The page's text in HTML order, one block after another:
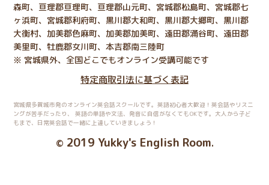
森町、亘理郡亘理町、亘理郡山元町、宮城郡松島町、宮城郡七
ヶ浜町、宮城郡利府町、黒川郡大和町、黒川郡大郷町、黒川郡
大衡村、加美郡色麻町、加美郡加美町、遠田郡涌谷町、遠田郡
美里町、牡鹿郡女川町、本吉郡南三陸町
※ 宮城県外、全国どこでもオンライン受講可能です
特定商取引法に基づく表記
宮城県多賀城市発のオンライン英会話スクールです。英語初心者大歓迎！英会話やリスニ
ングが苦手だったり、
英語の単語や文法、発音に自信がなくてもOKです。大人から子ど
もまで、日常英会話で一緒に上達していきましょう！
© 2019 Yukky's English Room.